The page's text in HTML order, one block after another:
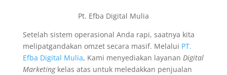
Pt. Efba Digital Mulia
Setelah sistem operasional Anda rapi, saatnya kita
melipatgandakan omzet secara masif. Melalui PT.
Efba Digital Mulia, Kami menyediakan layanan Digital
Marketingkelas atas untuk meledakkan penjualan